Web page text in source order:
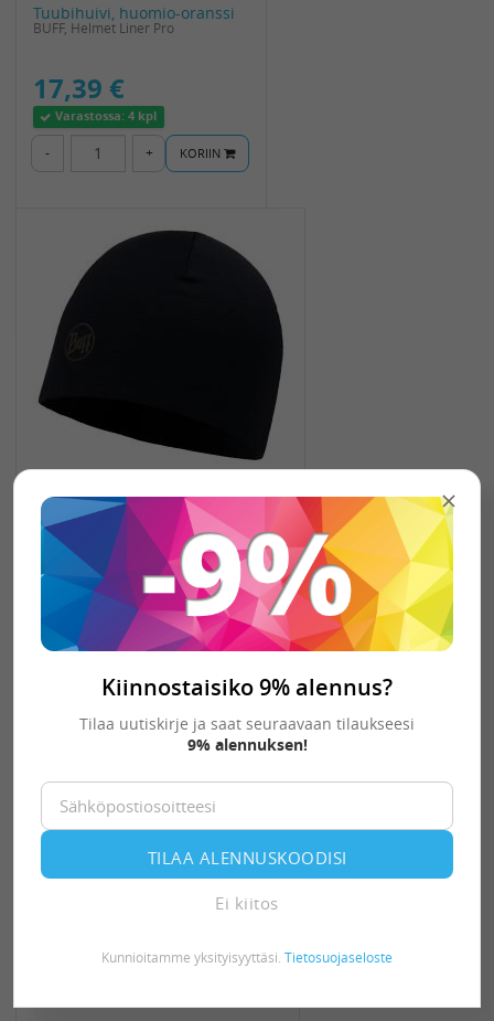
Tuubihuivi, huomio-oranssi
BUFF, Helmet Liner Pro
17,39 €
Varastossa:4 kpl
- + KORIIN
BUFF Merinovilla pipo
musta 2-kerroksinen
36,56 €
Varastossa: 3 kpl
KORIIN
Kiinnostaisiko 9% alennus?
Tilaa uutiskirje ja saat seuraavaan tilaukseesi
9% alennuksen!
TILAA ALENNUSKOODISI
Ei kiitos
Kunnioitamme yksityisyyttäsi. Tietosuojaseloste